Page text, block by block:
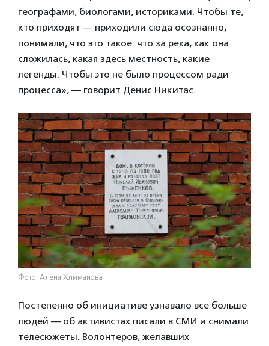
географами, биологами, историками. Чтобы те,
кто приходят — приходили сюда осознанно,
понимали, что это такое: что за река, как она
сложилась, какая здесь местность, какие
легенды. Чтобы это не было процессом ради
процесса», — говорит Денис Никитас.
Фото: Алена Хлиманова
Постепенно об инициативе узнавало все больше
людей — об активистах писали в СМИ и снимали
телесюжеты. Волонтеров, желавших